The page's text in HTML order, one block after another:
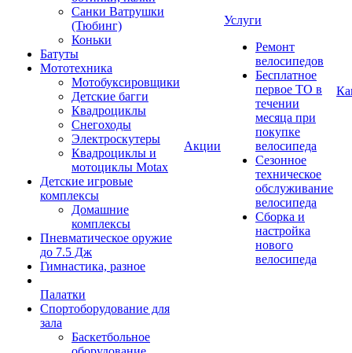
Санки Ватрушки
(Тюбинг)
Коньки
Батуты
Мототехника
Мотобуксировщики
Детские багги
Квадроциклы
Снегоходы
Электроскутеры
Квадроциклы и
мотоциклы Motax
Детские игровые
комплексы
Домашние
комплексы
Пневматическое оружие
до 7.5 Дж
Гимнастика, разное
Палатки
Спортоборудование для
зала
Баскетбольное
Акции
Услуги
Ремонт
велосипедов
Бесплатное
первое ТО в
течении
месяца при
покупке
велосипеда
Сезонное
техническое
обслуживание
велосипеда
Сборка и
настройка
нового
велосипеда